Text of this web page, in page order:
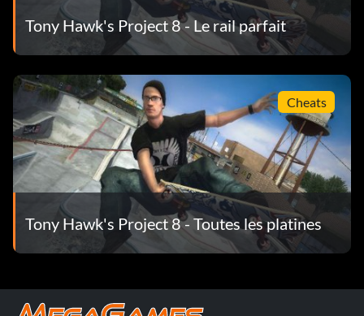
Tony Hawk's Project 8 - Le rail parfait
Cheats
Tony Hawk's Project 8 - Toutes les platines